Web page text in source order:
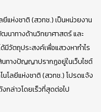
แห่งชาติ (สวทช.) เป็นหน่วยงาน
าทางด้านวิทยาศาสตร์ และ
มีวัตถุประสงค์เพื่อแสวงหากำไร
ทางปัญญาปรากฏอยู่ในเว็บไซต์
โลยีแห่งชาติ (สวทช.) โปรดแจ้ง
กล่าวโดยเร็วที่สุดต่อไป